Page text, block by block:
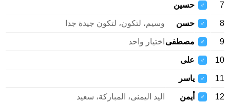
7
♂ حسين
8
♂ حسن وسيم، لتكون، لتكون جيدة جدا
9
♂ مصطفى اختيار واحد
10
♂ على
11
♂ ياسر
12
♂ أيمن اليد اليمنى، المباركة، سعيد